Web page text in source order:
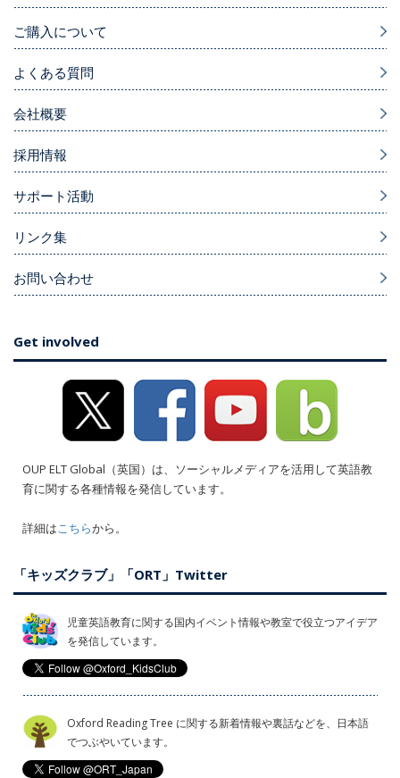
ご購入について
よくある質問
会社概要
採用情報
サポート活動
リンク集
お問い合わせ
Get involved
OUP ELT Global（英国）は、ソーシャルメディアを活用して英語教
育に関する各種情報を発信しています。
詳細はこちらから。
「キッズクラブ」「ORT」Twitter
児童英語教育に関する国内イベント情報や教室で役立つアイデア
を発信しています。
Oxford Reading Tree に関する新着情報や裏話などを、日本語
でつぶやいています。